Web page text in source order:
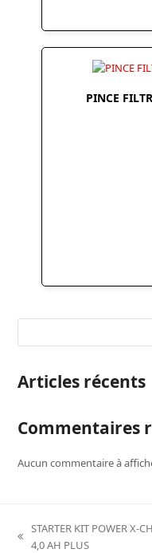
PINCE
Articles récents
Commentaires
Aucun commentaire à
previous
STARTER KIT POWER X-
4,0 AH PLUS